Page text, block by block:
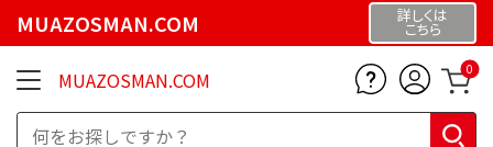
MUAZOSMAN.COM 詳しくは
こちら
MUAZOSMAN.COM 0